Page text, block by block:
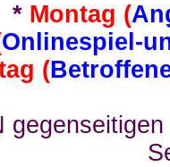
* Montag (
Onlinespiel-
(